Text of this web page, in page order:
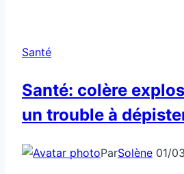
Santé
Santé: colère
un trouble à
ParSolène 01/